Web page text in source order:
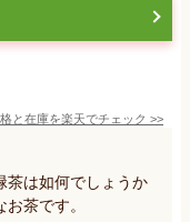
と在庫を楽天でチェック >>
茶は如何でしょうか
茶です。